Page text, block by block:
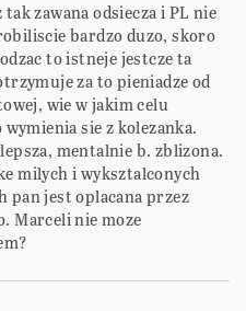
zawana odsiecza i PL nie
bardzo duzo, skoro
to istneje jestcze ta
za to pieniadze od
wie w jakim celu
sie z kolezanka.
mentalnie b. zblizona.
milych i wyksztalconych
pan jest oplacana przez
Marceli nie moze